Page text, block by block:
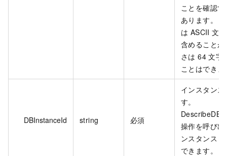
ことを確認
あります。
は ASCII 文
含めることが
さは 64 文字
ことはでき
DBInstanceId string 必須
インスタン
す。
操作を呼び出
ンスタンス
できます。